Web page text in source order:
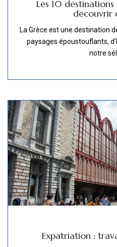
Les 10
decouvrir
La Grèce est une destination
paysages époustouflants,
notre
Expatriation :